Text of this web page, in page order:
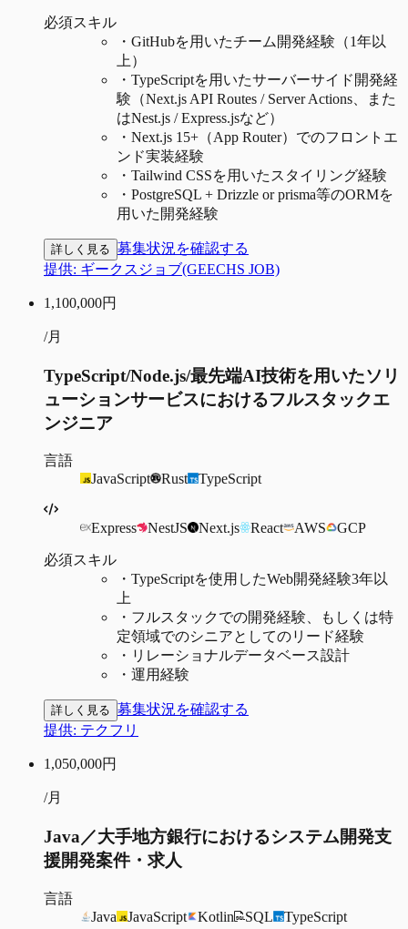
必須スキル
・ GitHubを用いたチーム開発経験（1年以
上）
・ TypeScriptを用いたサーバーサイド開発経
験（Next.js API Routes / Server Actions、また
はNest.js / Express.jsなど）
・ Next.js 15+（App Router）でのフロントエ
ンド実装経験
・ Tailwind CSSを用いたスタイリング経験
・ PostgreSQL + Drizzle or prisma等のORMを
用いた開発経験
詳しく見る 募集状況を確認する
提供: ギークスジョブ(GEECHS JOB)
1,100,000円
/月
TypeScript/Node.js/最先端AI技術を用いたソリ
ューションサービスにおけるフルスタックエ
ンジニア
言語
JavaScript
Rust TypeScript
Express NestJS Next.js React AWS GCP
必須スキル
・ TypeScriptを使用したWeb開発経験3年以
上
・ フルスタックでの開発経験、もしくは特
定領域でのシニアとしてのリード経験
・ リレーショナルデータベース設計
・ 運用経験
詳しく見る 募集状況を確認する
提供: テクフリ
1,050,000円
/月
Java／大手地方銀行におけるシステム開発支
援開発案件・求人
言語
Java
JavaScript Kotlin SQL TypeScript